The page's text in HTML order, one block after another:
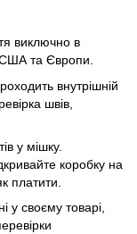
виключно в
США та Європи.
внутрішній
швів,
у мішку.
коробку на
платити.
у своєму товарі,